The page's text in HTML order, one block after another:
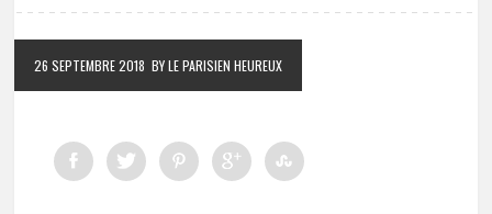
26 SEPTEMBRE 2018 BY LE PARISIEN HEUREUX